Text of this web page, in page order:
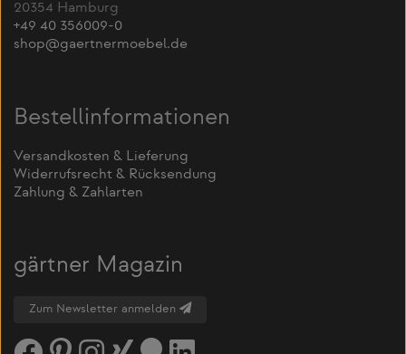
20354 Hamburg
+49 40 356009-0
shop@gaertnermoebel.de
Bestellinformationen
Versandkosten & Lieferung
Widerrufsrecht & Rücksendung
Zahlung & Zahlarten
gärtner Magazin
Zum Newsletter anmelden